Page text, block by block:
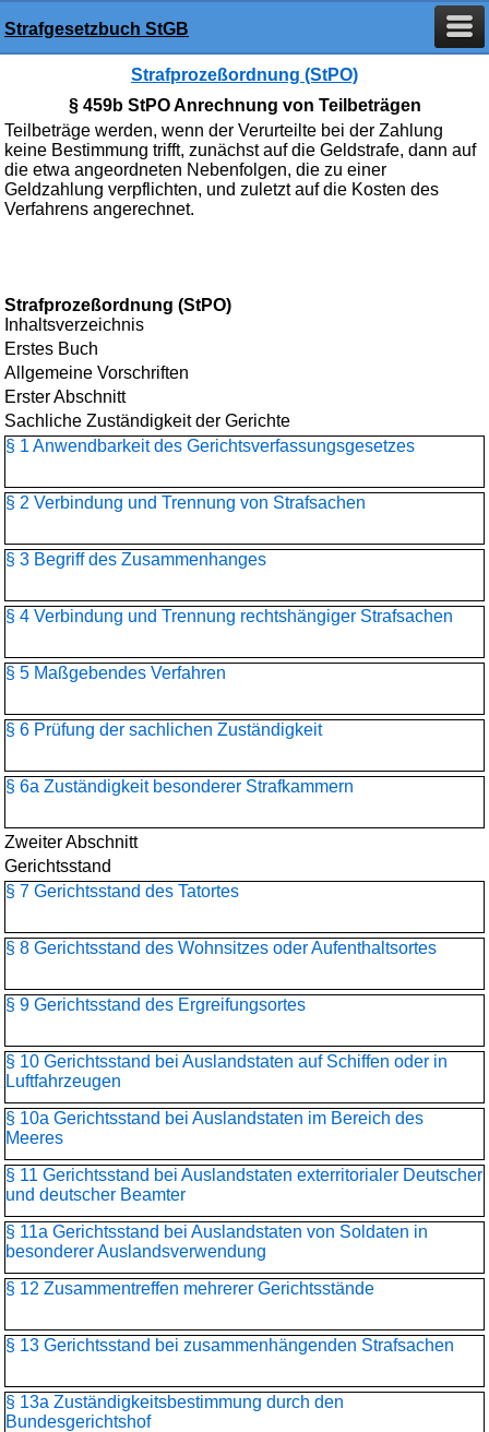
Strafgesetzbuch StGB
Strafprozeßordnung (StPO)
§ 459b StPO Anrechnung von Teilbeträgen
Teilbeträge werden, wenn der Verurteilte bei der Zahlung
keine Bestimmung trifft, zunächst auf die Geldstrafe, dann auf
die etwa angeordneten Nebenfolgen, die zu einer
Geldzahlung verpflichten, und zuletzt auf die Kosten des
Verfahrens angerechnet.
Strafprozeßordnung (StPO)
Inhaltsverzeichnis
Erstes Buch
Allgemeine Vorschriften
Erster Abschnitt
Sachliche Zuständigkeit der Gerichte
§ 1 Anwendbarkeit des Gerichtsverfassungsgesetzes
§ 2 Verbindung und Trennung von Strafsachen
§ 3 Begriff des Zusammenhanges
§ 4 Verbindung und Trennung rechtshängiger Strafsachen
§ 5 Maßgebendes Verfahren
§ 6 Prüfung der sachlichen Zuständigkeit
§ 6a Zuständigkeit besonderer Strafkammern
Zweiter Abschnitt
Gerichtsstand
§ 7 Gerichtsstand des Tatortes
§ 8 Gerichtsstand des Wohnsitzes oder Aufenthaltsortes
§ 9 Gerichtsstand des Ergreifungsortes
§ 10 Gerichtsstand bei Auslandstaten auf Schiffen oder in
Luftfahrzeugen
§ 10a Gerichtsstand bei Auslandstaten im Bereich des
Meeres
§ 11 Gerichtsstand bei Auslandstaten exterritorialer Deutscher
und deutscher Beamter
§ 11a Gerichtsstand bei Auslandstaten von Soldaten in
besonderer Auslandsverwendung
§ 12 Zusammentreffen mehrerer Gerichtsstände
§ 13 Gerichtsstand bei zusammenhängenden Strafsachen
§ 13a Zuständigkeitsbestimmung durch den
Bundesgerichtshof